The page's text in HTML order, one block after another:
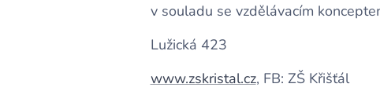
v souladu se vzdělávacím
Lužická 423
www.zskristal.cz, FB: ZŠ Křišťál